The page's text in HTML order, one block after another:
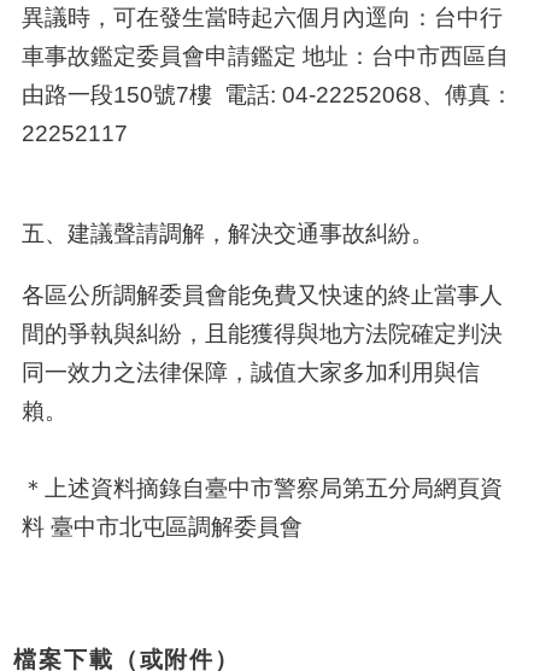
異議時，可在發生當時起六個月內逕向：台中行
車事故鑑定委員會申請鑑定 地址：台中市西區自
由路一段150號7樓 電話: 04-22252068、傅真：
22252117
五、建議聲請調解，解決交通事故糾紛。
各區公所調解委員會能免費又快速的終止當事人
間的爭執與糾紛，且能獲得與地方法院確定判決
同一效力之法律保障，誠值大家多加利用與信
賴。
＊上述資料摘錄自臺中市警察局第五分局網頁資
料 臺中市北屯區調解委員會
檔案下載（或附件）